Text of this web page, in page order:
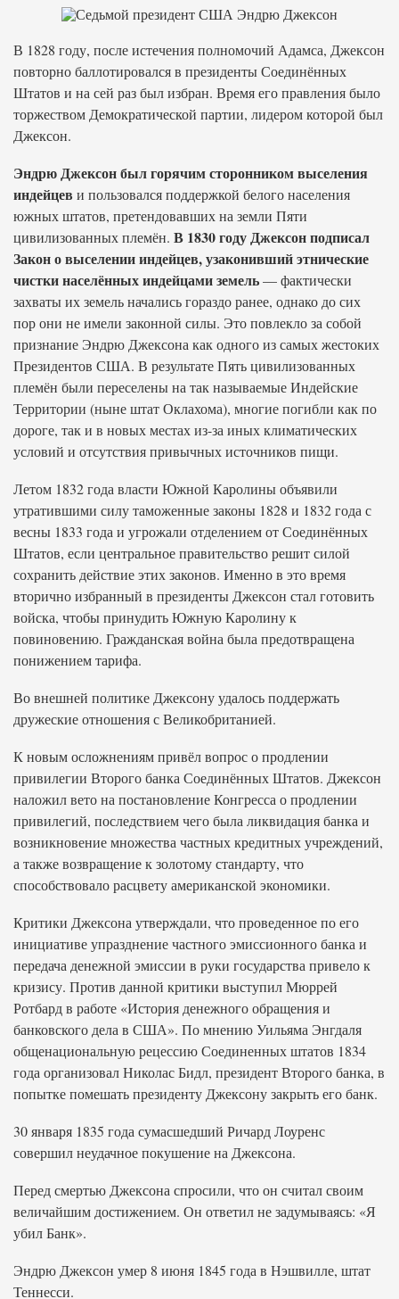
В 1828 году, после истечения полномочий Адамса, Джексон
повторно баллотировался в президенты Соединённых
Штатов и на сей раз был избран. Время его правления было
торжеством Демократической партии, лидером которой был
Джексон.
Эндрю Джексон был горячим сторонником выселения
индейцев и пользовался поддержкой белого населения
южных штатов, претендовавших на земли Пяти
цивилизованных племён. В 1830 году Джексон подписал
Закон о выселении индейцев, узаконивший этнические
чистки населённых индейцами земель— фактически
захваты их земель начались гораздо ранее, однако до сих
пор они не имели законной силы. Это повлекло за собой
признание Эндрю Джексона как одного из самых жестоких
Президентов США. В результате Пять цивилизованных
племён были переселены на так называемые Индейские
Территории (ныне штат Оклахома), многие погибли как по
дороге, так и в новых местах из-за иных климатических
условий и отсутствия привычных источников пищи.
Летом 1832 года власти Южной Каролины объявили
утратившими силу таможенные законы 1828 и 1832 года с
весны 1833 года и угрожали отделением от Соединённых
Штатов, если центральное правительство решит силой
сохранить действие этих законов. Именно в это время
вторично избранный в президенты Джексон стал готовить
войска, чтобы принудить Южную Каролину к
повиновению. Гражданская война была предотвращена
понижением тарифа.
Во внешней политике Джексону удалось поддержать
дружеские отношения с Великобританией.
К новым осложнениям привёл вопрос о продлении
привилегии Второго банка Соединённых Штатов. Джексон
наложил вето на постановление Конгресса о продлении
привилегий, последствием чего была ликвидация банка и
возникновение множества частных кредитных учреждений,
а также возвращение к золотому стандарту, что
способствовало расцвету американской экономики.
Критики Джексона утверждали, что проведенное по его
инициативе упразднение частного эмиссионного банка и
передача денежной эмиссии в руки государства привело к
кризису. Против данной критики выступил Мюррей
Ротбард в работе «История денежного обращения и
банковского дела в США». По мнению Уильяма Энгдаля
общенациональную рецессию Соединенных штатов 1834
года организовал Николас Бидл, президент Второго банка, в
попытке помешать президенту Джексону закрыть его банк.
30 января 1835 года сумасшедший Ричард Лоуренс
совершил неудачное покушение на Джексона.
Перед смертью Джексона спросили, что он считал своим
величайшим достижением. Он ответил не задумываясь: «Я
убил Банк».
Эндрю Джексон умер 8 июня 1845 года в Нэшвилле, штат
Теннесси.